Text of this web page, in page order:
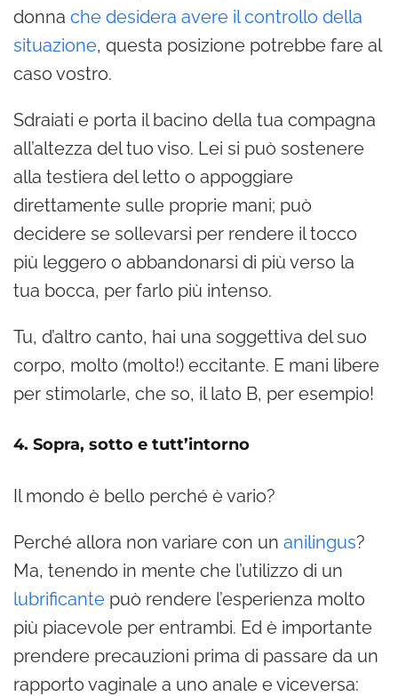
donna che desidera avere il controllo della
situazione, questa posizione potrebbe fare al
caso vostro.
Sdraiati e porta il bacino della tua compagna
all’altezza del tuo viso. Lei si può sostenere
alla testiera del letto o appoggiare
direttamente sulle proprie mani; può
decidere se sollevarsi per rendere il tocco
più leggero o abbandonarsi di più verso la
tua bocca, per farlo più intenso.
Tu, d’altro canto, hai una soggettiva del suo
corpo, molto (molto!) eccitante. E mani libere
per stimolarle, che so, il lato B, per esempio!
4. Sopra, sotto e tutt’intorno
Il mondo è bello perché è vario?
Perché allora non variare con un anilingus?
Ma, tenendo in mente che l’utilizzo di un
lubrificante può rendere l’esperienza molto
più piacevole per entrambi. Ed è importante
prendere precauzioni prima di passare da un
rapporto vaginale a uno anale e viceversa: